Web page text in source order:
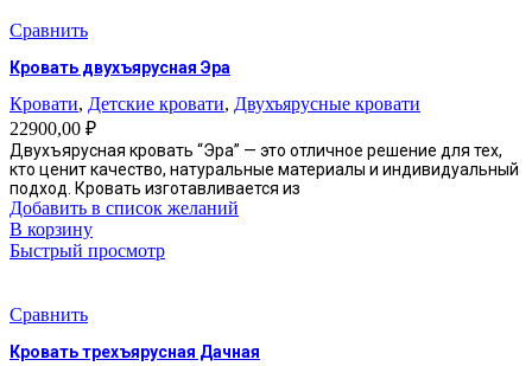
Сравнить
Кровать двухъярусная Эра
Кровати, Детские кровати, Двухъярусные кровати
22900,00 ₽
Двухъярусная кровать “Эра” — это отличное решение для тех,
кто ценит качество, натуральные материалы и индивидуальный
подход. Кровать изготавливается из
Добавить в список желаний
В корзину
Быстрый просмотр
Сравнить
Кровать трехъярусная Дачная